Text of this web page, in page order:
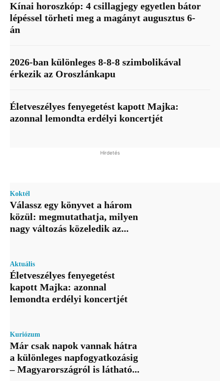
Kínai horoszkóp: 4 csillagjegy egyetlen bátor
lépéssel törheti meg a magányt augusztus 6-
án
2026-ban különleges 8-8-8 szimbolikával
érkezik az Oroszlánkapu
Életveszélyes fenyegetést kapott Majka:
azonnal lemondta erdélyi koncertjét
Hirdetés
Koktél
Válassz egy könyvet a három
közül: megmutathatja, milyen
nagy változás közeledik az...
Aktuális
Életveszélyes fenyegetést
kapott Majka: azonnal
lemondta erdélyi koncertjét
Kuriózum
Már csak napok vannak hátra
a különleges napfogyatkozásig
– Magyarországról is látható...